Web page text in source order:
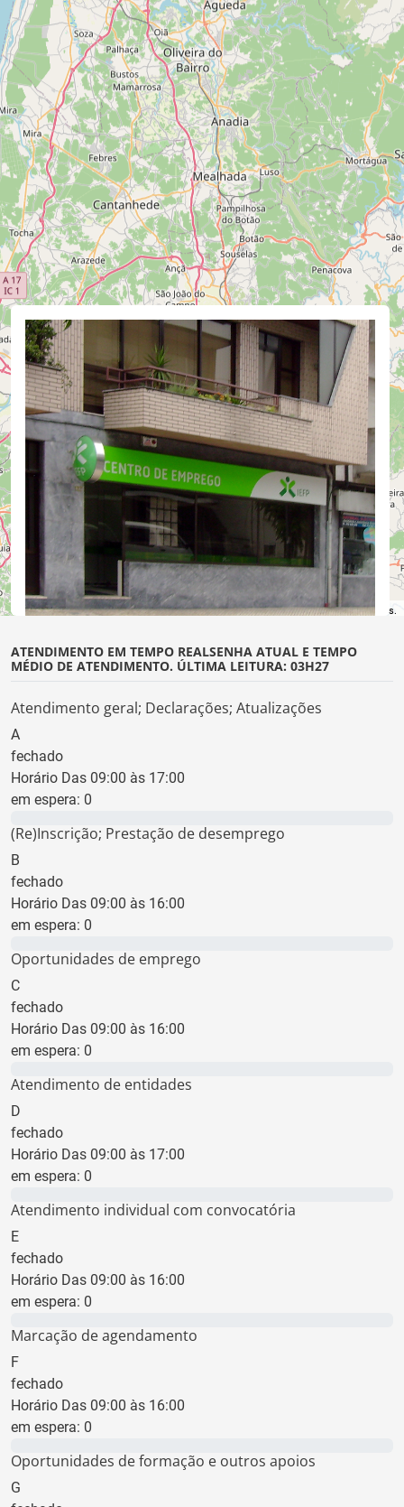
©OpenStreetMapcontributors.
ATENDIMENTO EM TEMPO REALSENHA ATUAL E TEMPO
MÉDIO DE ATENDIMENTO. ÚLTIMA LEITURA: 03H27
Atendimento geral; Declarações; Atualizações
A
fechado
Horário Das 09:00 às 17:00
em espera: 0
(Re)Inscrição; Prestação de desemprego
B
fechado
Horário Das 09:00 às 16:00
em espera: 0
Oportunidades de emprego
C
fechado
Horário Das 09:00 às 16:00
em espera: 0
Atendimento de entidades
D
fechado
Horário Das 09:00 às 17:00
em espera: 0
Atendimento individual com convocatória
E
fechado
Horário Das 09:00 às 16:00
em espera: 0
Marcação de agendamento
F
fechado
Horário Das 09:00 às 16:00
em espera: 0
Oportunidades de formação e outros apoios
G